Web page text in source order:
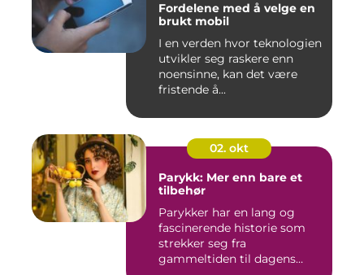
Fordelene med å velge en
brukt mobil
I en verden hvor teknologien
utvikler seg raskere enn
noensinne, kan det være
fristende å...
02. okt
Parykk: Mer enn bare et
tilbehør
Parykker har en lang og
fascinerende historie som
strekker seg fra
gammeltiden til dagens